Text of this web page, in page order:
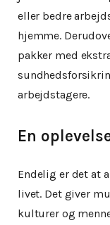
eller bedre
hjemme.
pakker med
arbejdstagere.
En
Endelig er det at
livet. Det giver
kulturer og